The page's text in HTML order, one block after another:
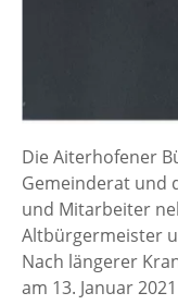
Die Aiterhofener
Gemeinderat und
und Mitarbeiter
Altbürgermeister
Nach längerer
am 13. Januar